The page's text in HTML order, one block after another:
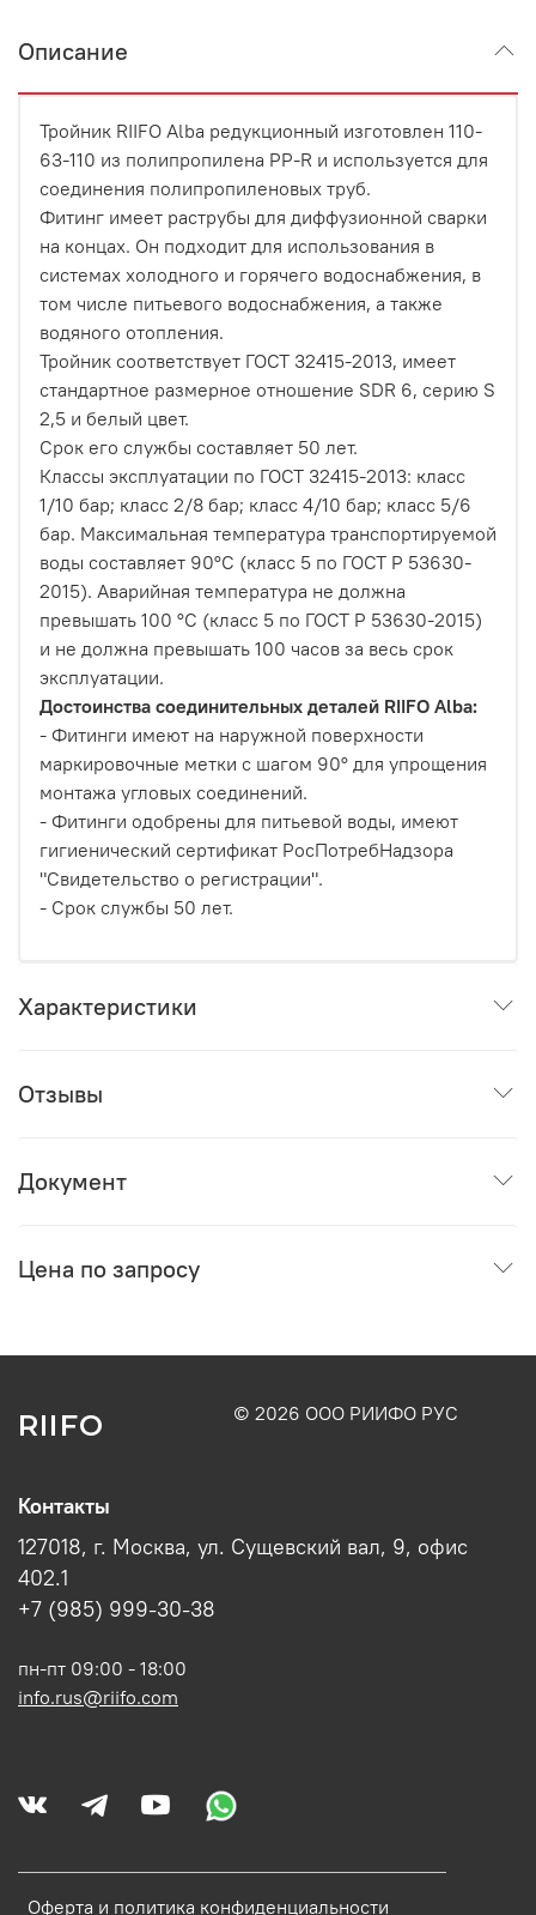
Описание
Тройник RIIFO Alba редукционный изготовлен 110-
63-110 из полипропилена PP-R и используется для
соединения полипропиленовых труб.
Фитинг имеет раструбы для диффузионной сварки
на концах. Он подходит для использования в
системах холодного и горячего водоснабжения, в
том числе питьевого водоснабжения, а также
водяного отопления.
Тройник соответствует ГОСТ 32415-2013, имеет
стандартное размерное отношение SDR 6, серию S
2,5 и белый цвет.
Срок его службы составляет 50 лет.
Классы эксплуатации по ГОСТ 32415-2013: класс
1/10 бар; класс 2/8 бар; класс 4/10 бар; класс 5/6
бар. Максимальная температура транспортируемой
воды составляет 90°С (класс 5 по ГОСТ Р 53630-
2015). Аварийная температура не должна
превышать 100 °С (класс 5 по ГОСТ Р 53630-2015)
и не должна превышать 100 часов за весь срок
эксплуатации.
Достоинства соединительных деталей RIIFO Alba:
- Фитинги имеют на наружной поверхности
маркировочные метки с шагом 90° для упрощения
монтажа угловых соединений.
- Фитинги одобрены для питьевой воды, имеют
гигиенический сертификат РосПотребНадзора
"Свидетельство о регистрации".
- Срок службы 50 лет.
Характеристики
Отзывы
Документ
Цена по запросу
RIIFO © 2026 ООО РИИФО РУС
Оферта и политика конфиденциальности
Контакты
127018, г. Москва, ул. Сущевский вал, 9, офис
402.1
+7 (985) 999-30-38
пн-пт 09:00 - 18:00
info.rus@riifo.com